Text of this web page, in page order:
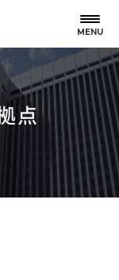
MENU
点